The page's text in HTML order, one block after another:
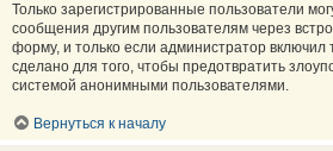
Только зарегистрированные пользователи
сообщения другим пользователям через
форму, и только если администратор включил
сделано для того, чтобы предотвратить
системой анонимными пользователями.
Вернуться к началу